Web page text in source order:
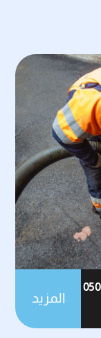
المزيد